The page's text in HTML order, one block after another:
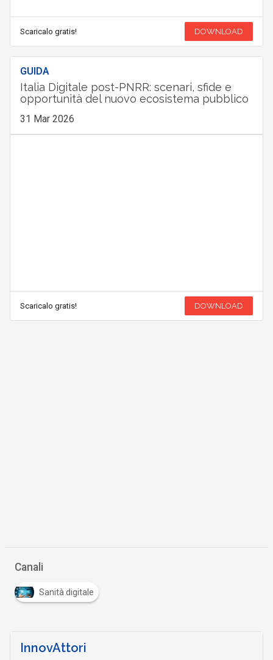
Scaricalo gratis! DOWNLOAD
GUIDA
Italia Digitale post-PNRR: scenari, sfide e
opportunità del nuovo ecosistema pubblico
31 Mar 2026
Scaricalo gratis! DOWNLOAD
Canali
Sanità digitale
InnovAttori